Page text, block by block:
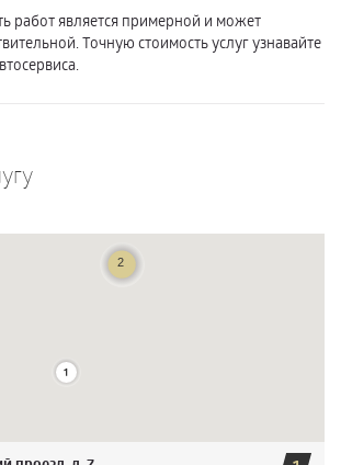
работ является примерной и может
Точную стоимость услуг узнавайте